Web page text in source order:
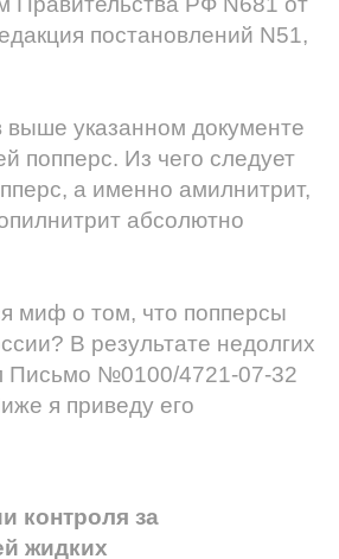
постановлений N51,
указанном документе
попперс. Из чего следует
а именно амилнитрит,
абсолютно
миф о том, что попперсы
В результате недолгих
Письмо №0100/4721-07-32
я приведу его
контроля за
жидких